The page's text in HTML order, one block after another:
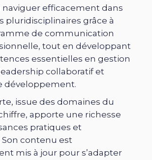
naviguer efficacement dans
pluridisciplinaires grâce à
de communication
tout en développant
essentielles en gestion
collaboratif et
développement.
issue des domaines du
apporte une richesse
pratiques et
contenu est
mis à jour pour s’adapter